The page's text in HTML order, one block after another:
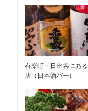
有楽町・日比谷にあ
店（日本酒バー）